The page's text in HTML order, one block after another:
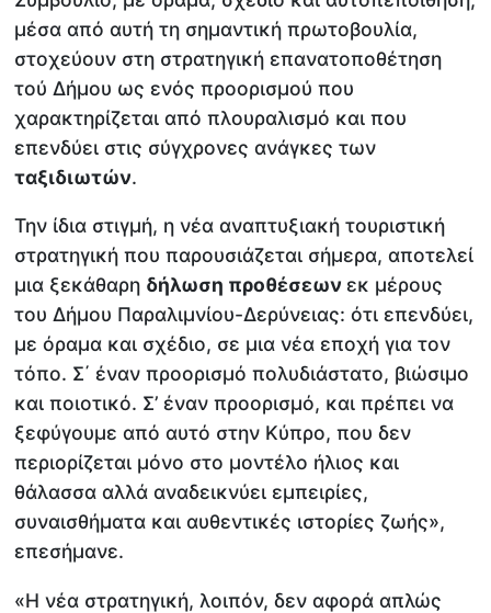
μέσα από αυτή τη σημαντική πρωτοβουλία,
στοχεύουν στη στρατηγική επανατοποθέτηση
τού Δήμου ως ενός προορισμού που
χαρακτηρίζεται από πλουραλισμό και που
επενδύει στις σύγχρονες ανάγκες των
ταξιδιωτών.
Την ίδια στιγμή, η νέα αναπτυξιακή τουριστική
στρατηγική που παρουσιάζεται σήμερα, αποτελεί
μια ξεκάθαρη δήλωση προθέσεωνεκ μέρους
του Δήμου Παραλιμνίου-Δερύνειας: ότι επενδύει,
με όραμα και σχέδιο, σε μια νέα εποχή για τον
τόπο. Σ΄ έναν προορισμό πολυδιάστατο, βιώσιμο
και ποιοτικό. Σ’ έναν προορισμό, και πρέπει να
ξεφύγουμε από αυτό στην Κύπρο, που δεν
περιορίζεται μόνο στο μοντέλο ήλιος και
θάλασσα αλλά αναδεικνύει εμπειρίες,
συναισθήματα και αυθεντικές ιστορίες ζωής»,
επεσήμανε.
«Η νέα στρατηγική, λοιπόν, δεν αφορά απλώς